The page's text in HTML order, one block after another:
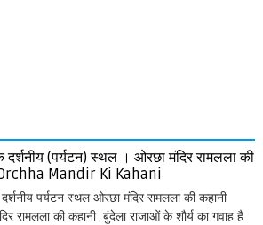
(पर्यटन) स्थल । ओरछा मंदिर रामलला की
Mandir Ki Kahani
पर्यटन स्थल ओरछा मंदिर रामलला की कहानी
रामलला की कहानी बुंदेला राजाओं के शौर्य का गवाह है